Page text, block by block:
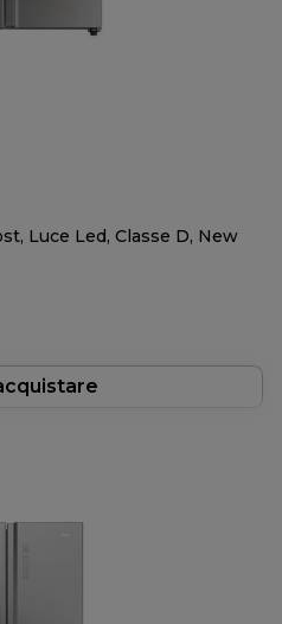
Luce Led, Classe D, New